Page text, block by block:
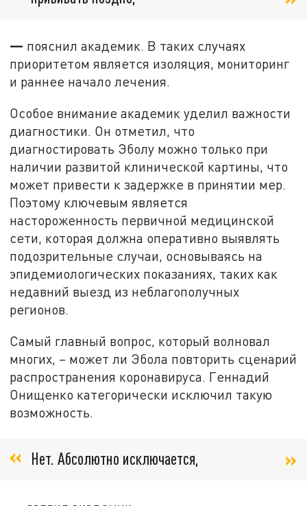
— пояснил академик. В таких случаях
приоритетом является изоляция, мониторинг
и раннее начало лечения.
Особое внимание академик уделил важности
диагностики. Он отметил, что
диагностировать Эболу можно только при
наличии развитой клинической картины, что
может привести к задержке в принятии мер.
Поэтому ключевым является
настороженность первичной медицинской
сети, которая должна оперативно выявлять
подозрительные случаи, основываясь на
эпидемиологических показаниях, таких как
недавний выезд из неблагополучных
регионов.
Самый главный вопрос, который волновал
многих, – может ли Эбола повторить сценарий
распространения коронавируса. Геннадий
Онищенко категорически исключил такую
возможность.
Нет. Абсолютно исключается,